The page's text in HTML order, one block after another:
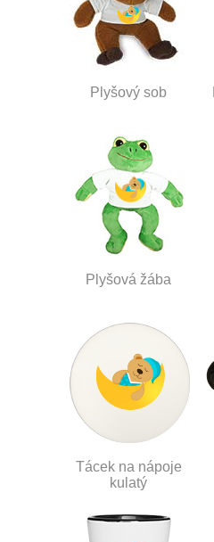
Plyšový sob
Plyšová žába
Tácek na nápoje
kulatý